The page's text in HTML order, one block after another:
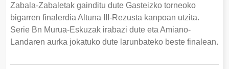
Zabala-Zabaletak gainditu dute Gasteizko torneoko
bigarren finalerdia Altuna III-Rezusta kanpoan utzita.
Serie Bn Murua-Eskuzak irabazi dute eta Amiano-
Landaren aurka jokatuko dute larunbateko beste finalean.